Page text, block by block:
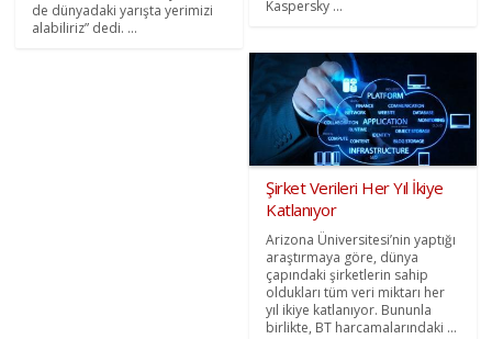
de dünyadaki yarışta yerimizi
alabiliriz” dedi. ...
Kaspersky ...
Şirket Verileri Her Yıl İkiye
Katlanıyor
Arizona Üniversitesi’nin yaptığı
araştırmaya göre, dünya
çapındaki şirketlerin sahip
oldukları tüm veri miktarı her
yıl ikiye katlanıyor. Bununla
birlikte, BT harcamalarındaki ...